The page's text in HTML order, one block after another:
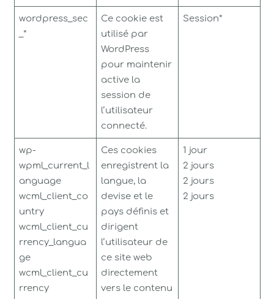
wordpress_sec
_*
Ce cookie est
utilisé par
WordPress
pour maintenir
active la
session de
l’utilisateur
connecté.
Session*
wp-
wpml_current_l
anguage
wcml_client_co
untry
wcml_client_cu
rrency_langua
ge
wcml_client_cu
rrency
Ces cookies
enregistrent la
langue, la
devise et le
pays définis et
dirigent
l’utilisateur de
ce site web
directement
vers le contenu
1 jour
2 jours
2 jours
2 jours